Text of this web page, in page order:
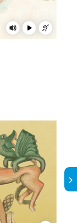
keyboard_arrow_right